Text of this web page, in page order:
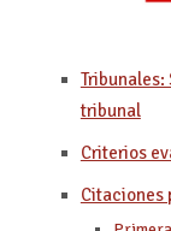
Tribunales:
tribunal
Criterios
Citaciones